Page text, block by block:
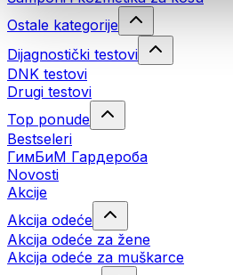
Ostale kategorije
Dijagnostički testovi
DNK testovi
Drugi testovi
Top ponude
Bestseleri
ГимБиМ Гардeробa
Novosti
Akcije
Akcija odeće
Akcija odeće za žene
Akcija odeće za muškarce